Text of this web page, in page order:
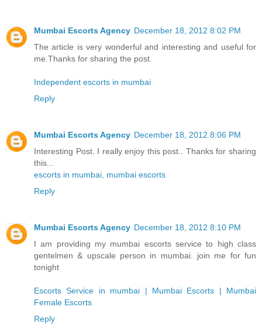
Mumbai Escorts Agency December 18, 2012 8:02 PM
The article is very wonderful and interesting and useful for
me.Thanks for sharing the post.
Independent escorts in mumbai
Reply
Mumbai Escorts Agency December 18, 2012 8:06 PM
Interesting Post. I really enjoy this post.. Thanks for sharing
this...
escorts in mumbai, mumbai escorts
Reply
Mumbai Escorts Agency December 18, 2012 8:10 PM
I am providing my mumbai escorts service to high class
gentelmen & upscale person in mumbai. join me for fun
tonight
Escorts Service in mumbai | Mumbai Escorts | Mumbai
Female Escorts
Reply